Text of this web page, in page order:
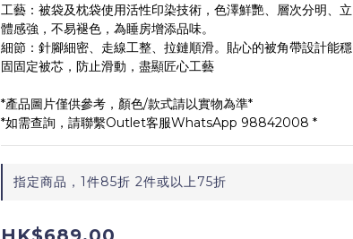
工藝：被袋及枕袋使用活性印染技術，色澤鮮艷、層次分明、立
體感強，不易褪色，為睡房增添品味。
細節：針腳細密、走線工整、拉鏈順滑。貼心的被角帶設計能穩
固固定被芯，防止滑動，盡顯匠心工藝
*產品圖片僅供參考，顏色/款式請以實物為準*
*如需查詢，請聯繫Outlet客服WhatsApp 98842008 *
指定商品，1件85折 2件或以上75折